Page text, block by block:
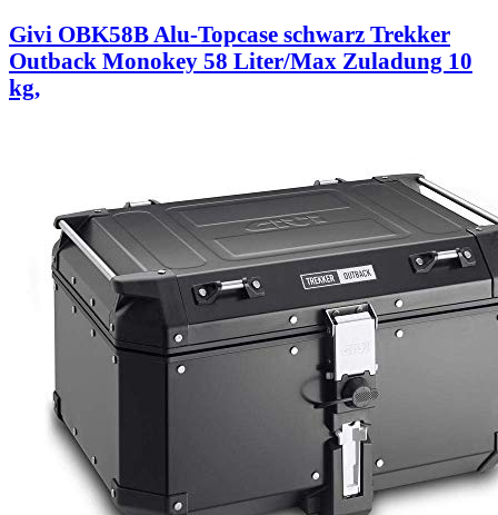
Givi OBK58B Alu-Topcase schwarz Trekker
Outback Monokey 58 Liter/Max Zuladung 10
kg,